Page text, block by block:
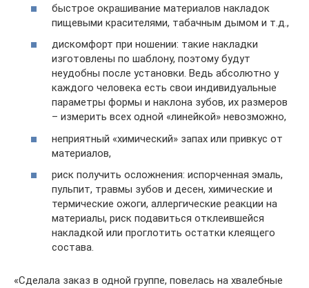
быстрое окрашивание материалов накладок
пищевыми красителями, табачным дымом и т.д.,
дискомфорт при ношении: такие накладки
изготовлены по шаблону, поэтому будут
неудобны после установки. Ведь абсолютно у
каждого человека есть свои индивидуальные
параметры формы и наклона зубов, их размеров
– измерить всех одной «линейкой» невозможно,
неприятный «химический» запах или привкус от
материалов,
риск получить осложнения: испорченная эмаль,
пульпит, травмы зубов и десен, химические и
термические ожоги, аллергические реакции на
материалы, риск подавиться отклеившейся
накладкой или проглотить остатки клеящего
состава.
«Сделала заказ в одной группе, повелась на хвалебные